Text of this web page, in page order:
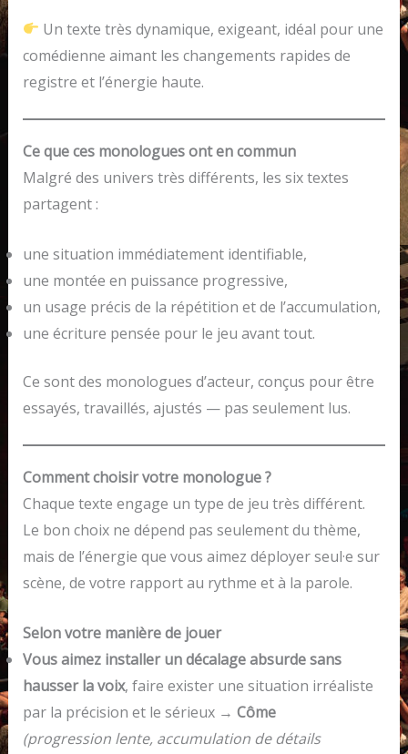
Un texte très dynamique, exigeant, idéal pour une
comédienne aimant les changements rapides de
registre et l’énergie haute.
Ce que ces monologues ont en commun
Malgré des univers très différents, les six textes
partagent :
une situation immédiatement identifiable,
une montée en puissance progressive,
un usage précis de la répétition et de l’accumulation,
une écriture pensée pour le jeu avant tout.
Ce sont des monologues d’acteur, conçus pour être
essayés, travaillés, ajustés — pas seulement lus.
Comment choisir votre monologue ?
Chaque texte engage un type de jeu très différent.
Le bon choix ne dépend pas seulement du thème,
mais de l’énergie que vous aimez déployer seul·e sur
scène, de votre rapport au rythme et à la parole.
Selon votre manière de jouer
Vous aimez installer un décalage absurde sans
hausser la voix, faire exister une situation irréaliste
par la précision et le sérieux → Côme
(progression lente, accumulation de détails